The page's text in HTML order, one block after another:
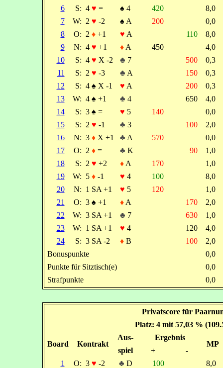
6
S: 4 ♥ = ♠ 4 420
8,0
7
W: 2 ♥ -2 ♠ A 200
0,0
8
O: 2 ♦+1 ♥ A 110
8,0
9
N: 4 ♥ +1 ♦A 450
4,0
10
S: 4 ♥ X -2 ♣ 7 500
0,3
11
S: 2 ♥ -3 ♣ A 150
0,3
12
S: 4 ♠ X -1 ♥ A 200
0,3
13
W: 4 ♠ +1 ♣ 4 650
4,0
14
S: 3 ♠ = ♥ 5 140
0,0
15
S: 2 ♥ -1 ♣ 3 100
2,0
16
N: 3 ♦X +1 ♣ A 570
0,0
17
O: 2 ♦= ♣ K 90
1,0
18
S: 2 ♥ +2 ♦A 170
1,0
19
W: 5 ♦-1 ♥ 4 100
8,0
20
N: 1 SA +1 ♥ 5 120
1,0
21
O: 3 ♠ +1 ♦A 170
2,0
22
W: 3 SA +1 ♣ 7 630
1,0
23
W: 1 SA +1 ♥ 4 120
4,0
24
S: 3 SA -2 ♦B 100
2,0
Bonuspunkte
0,0
Punkte für Sitztisch(e)
0,0
Strafpunkte
0,0
Privatscore für
Platz: 4 mit 57,03 %
Board Kontrakt
Aus- Ergebnis
MP
spiel +
-
1
O: 3 ♥ -2 ♣ D 100
8,0